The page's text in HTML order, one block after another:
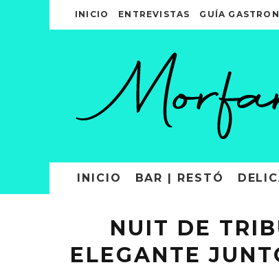
INICIO ENTREVISTAS GUÍA
INICIO BAR | RESTÓ
NUIT DE
ELEGANTE